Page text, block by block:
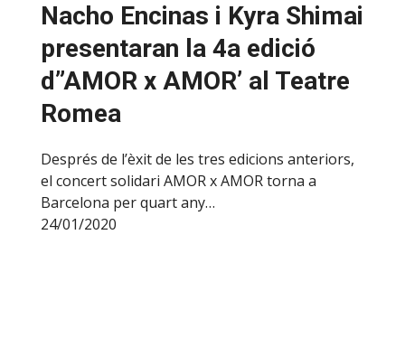
Nacho Encinas i Kyra Shimai
presentaran la 4a edició
d”AMOR x AMOR’ al Teatre
Romea
Després de l’èxit de les tres edicions anteriors,
el concert solidari AMOR x AMOR torna a
Barcelona per quart any…
24/01/2020